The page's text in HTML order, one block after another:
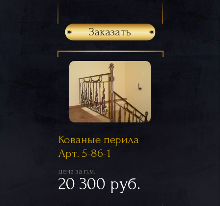
Заказать
Кованые перила
Арт. 5-86-1
цена за п.м.
20 300 руб.